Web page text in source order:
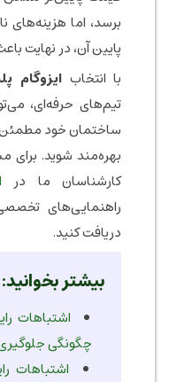
برسد، اما
پایین آن، در نهایت
با انتخابایزوگام
تیم‌های حرفه‌ای،
ساختمان خود مطمئن
بهره‌مند شوید. برای
کارشناسان ما در
راهنمایی‌های
دریافت کنید.
بیشتر بخوانید:
اشتباهات
چگونگی
اشتباهات